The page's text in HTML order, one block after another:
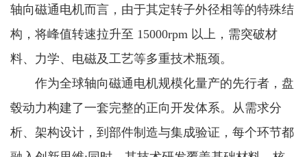
轴向磁通电机而言，由于其定转子外径相等的特殊结
构，将峰值转速拉升至 15000rpm 以上，需突破材
料、力学、电磁及工艺等多重技术瓶颈。
作为全球轴向磁通电机规模化量产的先行者，盘
毂动力构建了一套完整的正向开发体系。从需求分
析、架构设计，到部件制造与集成验证，每个环节都